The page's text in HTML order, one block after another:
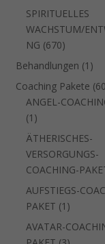
Produkte
SPIRITUELLES
WACHSTUM/
NG 670670
Produkte
Behandlungen 1 1
Coaching Pakete 60
ANGEL-
1 1
Produkt
ÄTHERISCHES-
VERSORGUNGS-
COACHING-
AUFSTIEGS-
PAKET 1 1
Produkt
AVATAR-